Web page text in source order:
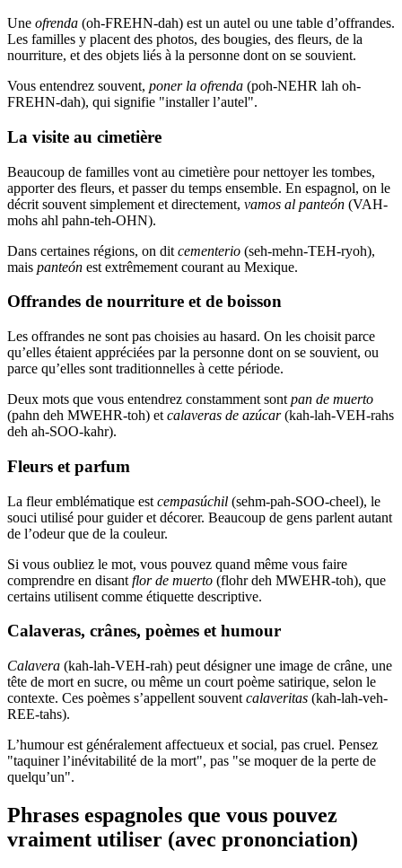
Une ofrenda (oh-FREHN-dah) est un autel ou une table d’offrandes.
Les familles y placent des photos, des bougies, des fleurs, de la
nourriture, et des objets liés à la personne dont on se souvient.
Vous entendrez souvent, poner la ofrenda (poh-NEHR lah oh-
FREHN-dah), qui signifie "installer l’autel".
La visite au cimetière
Beaucoup de familles vont au cimetière pour nettoyer les tombes,
apporter des fleurs, et passer du temps ensemble. En espagnol, on le
décrit souvent simplement et directement, vamos al panteón (VAH-
mohs ahl pahn-teh-OHN).
Dans certaines régions, on dit cementerio (seh-mehn-TEH-ryoh),
mais panteón est extrêmement courant au Mexique.
Offrandes de nourriture et de boisson
Les offrandes ne sont pas choisies au hasard. On les choisit parce
qu’elles étaient appréciées par la personne dont on se souvient, ou
parce qu’elles sont traditionnelles à cette période.
Deux mots que vous entendrez constamment sont pan de muerto
(pahn deh MWEHR-toh) et calaveras de azúcar(kah-lah-VEH-rahs
deh ah-SOO-kahr).
Fleurs et parfum
La fleur emblématique est cempasúchil (sehm-pah-SOO-cheel), le
souci utilisé pour guider et décorer. Beaucoup de gens parlent autant
de l’odeur que de la couleur.
Si vous oubliez le mot, vous pouvez quand même vous faire
comprendre en disant flor de muerto (flohr deh MWEHR-toh), que
certains utilisent comme étiquette descriptive.
Calaveras, crânes, poèmes et humour
Calavera (kah-lah-VEH-rah) peut désigner une image de crâne, une
tête de mort en sucre, ou même un court poème satirique, selon le
contexte. Ces poèmes s’appellent souvent calaveritas (kah-lah-veh-
REE-tahs).
L’humour est généralement affectueux et social, pas cruel. Pensez
"taquiner l’inévitabilité de la mort", pas "se moquer de la perte de
quelqu’un".
Phrases espagnoles que vous pouvez
vraiment utiliser (avec prononciation)